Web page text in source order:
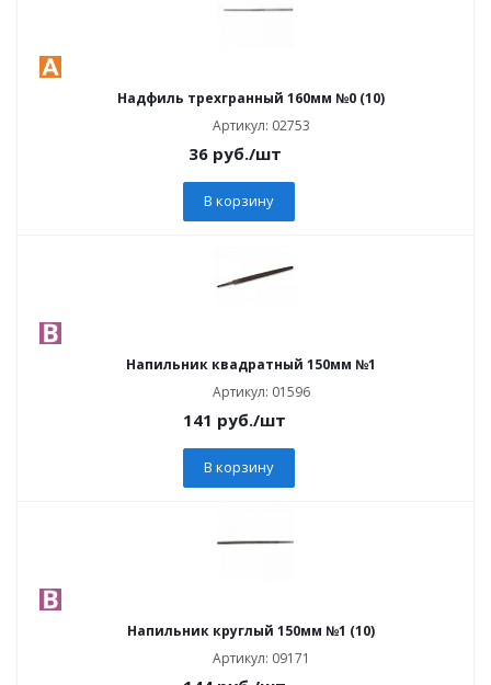
Надфиль трехгранный 160мм №0 (10)
Артикул: 02753
36руб./шт
В корзину
Напильник квадратный 150мм №1
Артикул: 01596
141 руб./шт
В корзину
Напильник круглый 150мм №1 (10)
Артикул: 09171